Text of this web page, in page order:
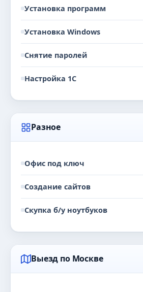
Установка программ
Установка Windows
Снятие паролей
Настройка 1С
Разное
Офис под ключ
Создание сайтов
Скупка б/у ноутбуков
Выезд по Москве